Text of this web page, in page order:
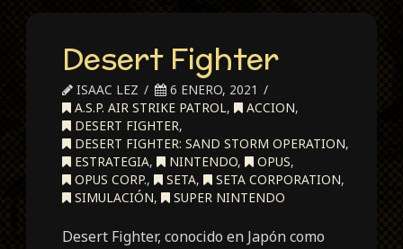
Desert Fighter
ISAAC LEZ
6 ENERO, 2021
A.S.P. AIR STRIKE PATROL, ACCION,
DESERT FIGHTER,
DESERT FIGHTER: SAND STORM OPERATION,
ESTRATEGIA, NINTENDO, OPUS,
OPUS CORP., SETA, SETA CORPORATION,
SIMULACIÓN, SUPER NINTENDO
Desert Fighter, conocido en Japón como